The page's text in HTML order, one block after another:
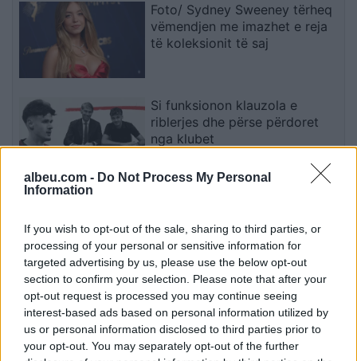
albeu.com - Do Not Process My Personal
Information
If you wish to opt-out of the sale, sharing to third parties, or
processing of your personal or sensitive information for
targeted advertising by us, please use the below opt-out
section to confirm your selection. Please note that after your
opt-out request is processed you may continue seeing
interest-based ads based on personal information utilized by
us or personal information disclosed to third parties prior to
your opt-out. You may separately opt-out of the further
Foto/ Sydney Sweeney tërheq
vëmendjen me imazhet e reja
të koleksionit të saj
Si funksionon klauzola e
riblerjes dhe përse përdoret
nga klubet
përballuar vështirësitë
financiare